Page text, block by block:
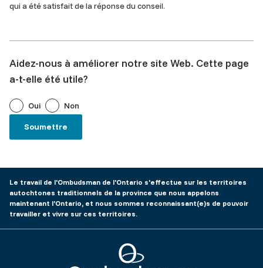
qui a été satisfait de la réponse du conseil.
Aidez-nous à améliorer notre site Web. Cette page
a-t-elle été utile?
Oui Non
Le travail de l'Ombudsman de l'Ontario s'effectue sur les territoires
autochtones traditionnels de la province que nous appelons
maintenant l’Ontario, et nous sommes reconnaissant(e)s de pouvoir
travailler et vivre sur ces territoires.
Ombudsman Ontario